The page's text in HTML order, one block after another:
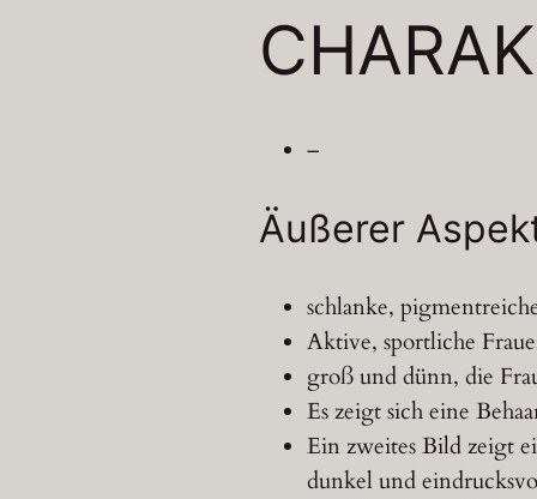
–
Äußerer
schlanke,
Aktive, sportliche
groß und dünn, die
Es zeigt sich eine
Ein zweites Bild zeigt
dunkel und